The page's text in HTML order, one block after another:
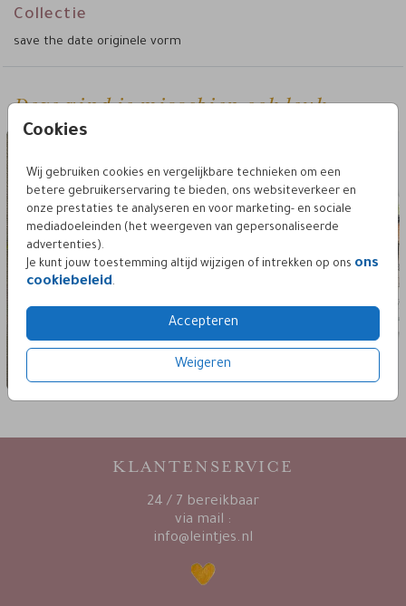
Cookies
Wij gebruiken cookies en vergelijkbare technieken om een
betere gebruikerservaring te bieden, ons websiteverkeer en
onze prestaties te analyseren en voor marketing- en sociale
mediadoeleinden (het weergeven van gepersonaliseerde
advertenties).
Je kunt jouw toestemming altijd wijzigen of intrekken op ons ons
cookiebeleid.
Accepteren
Weigeren
mogelijk!Mail
Collectie
save the date originele vorm
Deze vind je misschien ook leuk
save the date unieke vorm
KLANTENSERVICE
24 / 7 bereikbaar
via mail :
info@leintjes.nl